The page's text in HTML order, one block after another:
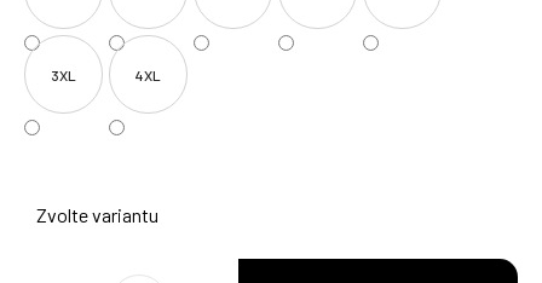
3XL 4XL
Zvolte variantu